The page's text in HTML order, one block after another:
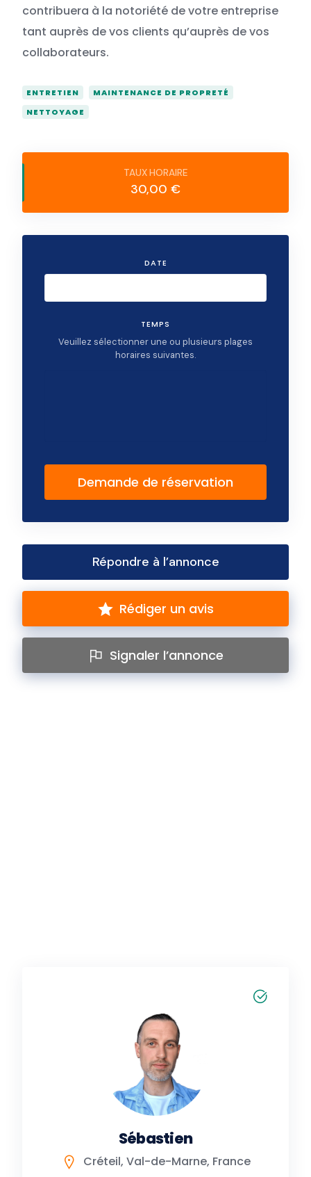
contribuera à la notoriété de votre entreprise
tant auprès de vos clients qu’auprès de vos
collaborateurs.
ENTRETIEN
MAINTENANCE DE PROPRETÉ
NETTOYAGE
30,00 €
DATE
TEMPS
Veuillez sélectionner une ou plusieurs plages
horaires suivantes.
Demande de réservation
Répondre à l’annonce
Rédiger un avis
Signaler l’annonce
Sébastien
Créteil, Val-de-Marne, France